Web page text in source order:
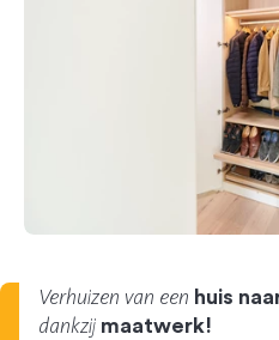
Verhuizen van een huis
dankzij maatwerk!